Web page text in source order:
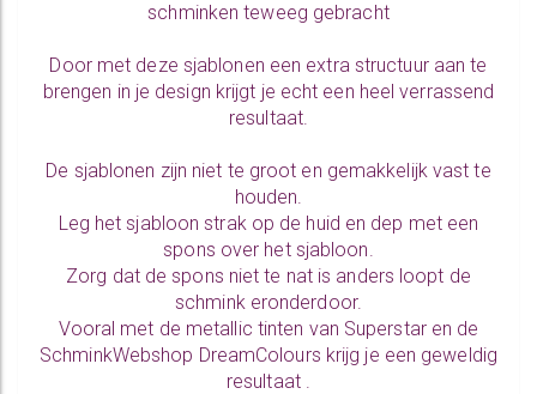
schminken teweeg gebracht
Door met deze sjablonen een extra structuur aan te
brengen in je design krijgt je echt een heel verrassend
resultaat.
De sjablonen zijn niet te groot en gemakkelijk vast te
houden.
Leg het sjabloon strak op de huid en dep met een
spons over het sjabloon.
Zorg dat de spons niet te nat is anders loopt de
schmink eronderdoor.
Vooral met de metallic tinten van Superstar en de
SchminkWebshop DreamColours krijg je een geweldig
resultaat .